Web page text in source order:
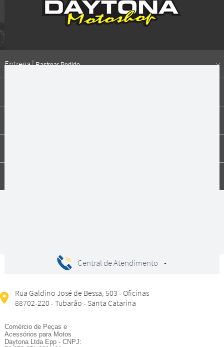
Entrega |Rastrear Pedido
Central de Atendimento
Rua Galdino José de Bessa, 503 - Oficinas
88702-220 - Tubarão - Santa Catarina
Comércio de Peças e
Acessórios para Motos
Daytona Ltda Epp - CNPJ: